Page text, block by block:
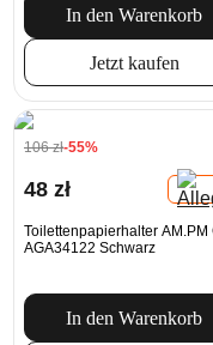
In den Warenkorb
Jetzt kaufen
106 zł-55%
48 zł
Toilettenpapierhalter AM.PM
AGA34122 Schwarz
In den Warenkorb